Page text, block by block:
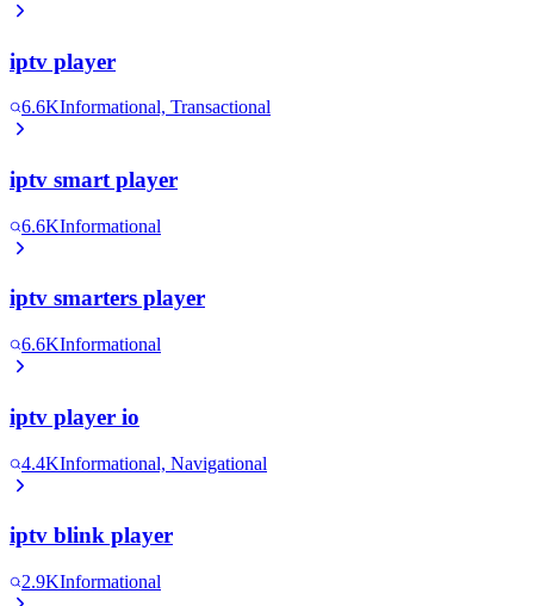
iptv player
6.6KInformational, Transactional
iptv smart player
6.6KInformational
iptv smarters player
6.6KInformational
iptv player io
4.4KInformational, Navigational
iptv blink player
2.9KInformational